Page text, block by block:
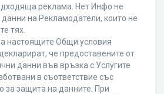
реклама. Нет Инфо не
на Рекламодатели, които не
тях.
настоящите Общи условия
че предоставените от
данни във връзка с Услугите
в съответствие със
за защита на данните. При